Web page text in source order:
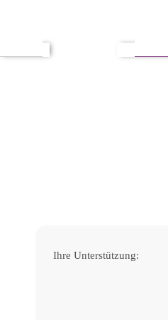
ANZ- KADEMIE
Ihre Unterstützung: